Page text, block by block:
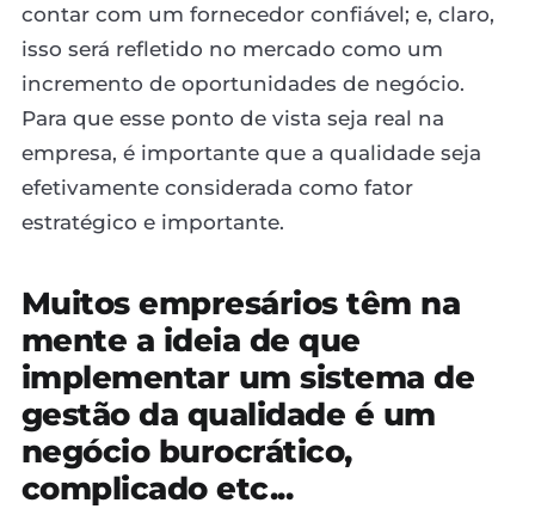
contar com um fornecedor confiável; e, claro,
isso será refletido no mercado como um
incremento de oportunidades de negócio.
Para que esse ponto de vista seja real na
empresa, é importante que a qualidade seja
efetivamente considerada como fator
estratégico e importante.
Muitos empresários têm na
mente a ideia de que
implementar um sistema de
gestão da qualidade é um
negócio burocrático,
complicado etc...